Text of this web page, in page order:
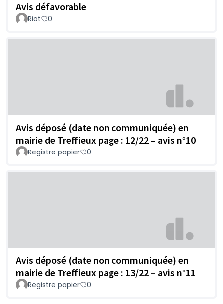
Avis défavorable
Riot 0
Avis déposé (date non communiquée) en
mairie de Treffieux page : 12/22 – avis n°10
Registre papier 0
Avis déposé (date non communiquée) en
mairie de Treffieux page : 13/22 – avis n°11
Registre papier 0